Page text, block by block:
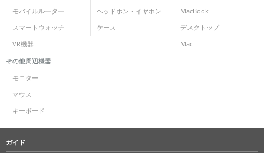
モバイルルーター
スマートウォッチ
VR機器
ヘッドホン・イヤホン
ケース
MacBook
デスクトップ
Mac
その他周辺機器
モニター
マウス
キーボード
ガイド